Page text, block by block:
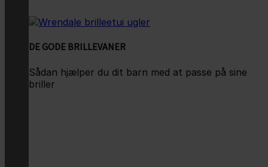
DE GODE BRILLEVANER
Sådan hjælper du dit barn med at passe på sine
briller